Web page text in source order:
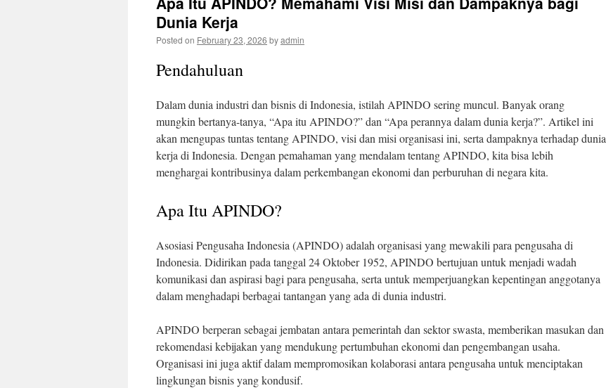
Dunia Kerja
Posted on February 23, 2026 byadmin
Pendahuluan
Dalam dunia industri dan bisnis di Indonesia, istilah APINDO sering muncul. Banyak orang
mungkin bertanya-tanya, “Apa itu APINDO?” dan “Apa perannya dalam dunia kerja?”. Artikel ini
akan mengupas tuntas tentang APINDO, visi dan misi organisasi ini, serta dampaknya terhadap dunia
kerja di Indonesia. Dengan pemahaman yang mendalam tentang APINDO, kita bisa lebih
menghargai kontribusinya dalam perkembangan ekonomi dan perburuhan di negara kita.
Apa Itu APINDO?
Asosiasi Pengusaha Indonesia (APINDO) adalah organisasi yang mewakili para pengusaha di
Indonesia. Didirikan pada tanggal 24 Oktober 1952, APINDO bertujuan untuk menjadi wadah
komunikasi dan aspirasi bagi para pengusaha, serta untuk memperjuangkan kepentingan anggotanya
dalam menghadapi berbagai tantangan yang ada di dunia industri.
APINDO berperan sebagai jembatan antara pemerintah dan sektor swasta, memberikan masukan dan
rekomendasi kebijakan yang mendukung pertumbuhan ekonomi dan pengembangan usaha.
Organisasi ini juga aktif dalam mempromosikan kolaborasi antara pengusaha untuk menciptakan
lingkungan bisnis yang kondusif.